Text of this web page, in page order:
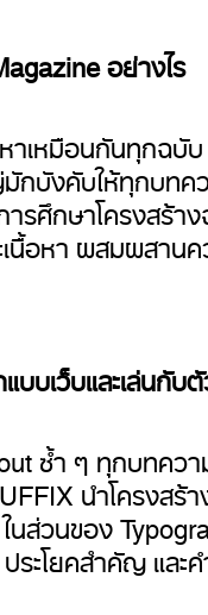
อย่างไร
เหมือนกันทุกฉบั
บังคับให้ทุกบทค
รศึกษาโครงสร้
อหา ผสมผสาน
บเว็บและเล่นกับ
ซ้ำ ๆ ทุกบทคว
นำโครงส
ส่วนของ
ะโยคสำคัญ และ